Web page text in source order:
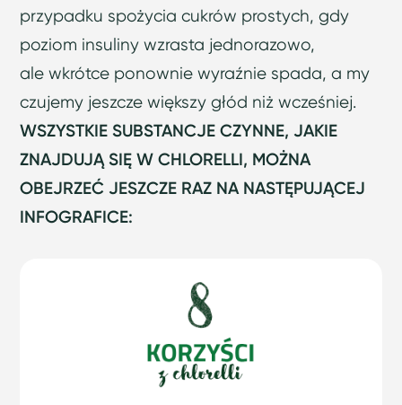
przypadku spożycia cukrów prostych, gdy
poziom insuliny wzrasta jednorazowo,
ale wkrótce ponownie wyraźnie spada, a my
czujemy jeszcze większy głód niż wcześniej.
WSZYSTKIE SUBSTANCJE CZYNNE, JAKIE
ZNAJDUJĄ SIĘ W CHLORELLI, MOŻNA
OBEJRZEĆ JESZCZE RAZ NA NASTĘPUJĄCEJ
INFOGRAFICE: